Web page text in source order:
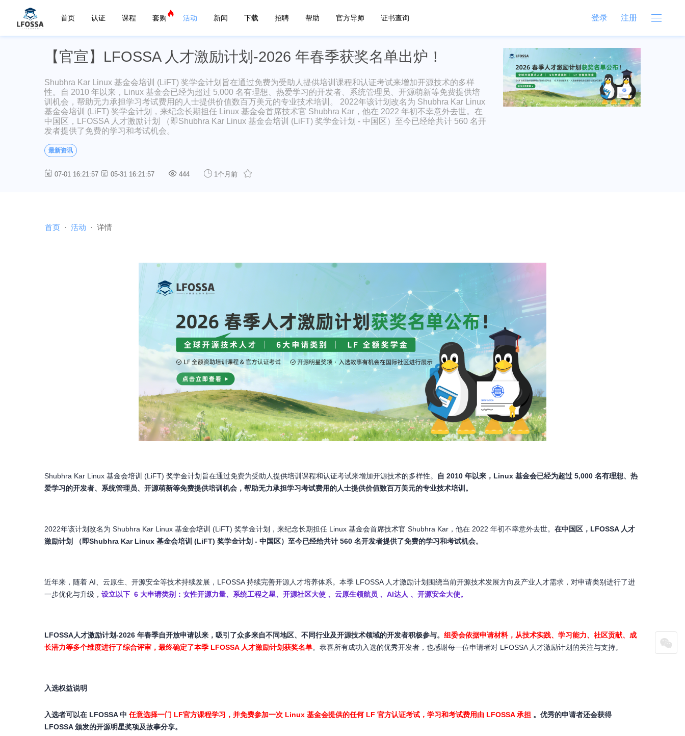
首页 认证 课程 套购 活动 新闻 下载 招聘 帮助 官方导师 证书查询 登录 注册
【官宣】LFOSSA 人才激励计划-2026 年春季获奖名单出炉！
Shubhra Kar Linux 基金会培训 (LiFT) 奖学金计划旨在通过免费为受助人提供培训课程和认证考试来增加开源技术的多样
性。自 2010 年以来，Linux 基金会已经为超过 5,000 名有理想、热爱学习的开发者、系统管理员、开源萌新等免费提供培
训机会，帮助无力承担学习考试费用的人士提供价值数百万美元的专业技术培训。 2022年该计划改名为 Shubhra Kar Linux
基金会培训 (LiFT) 奖学金计划，来纪念长期担任 Linux 基金会首席技术官 Shubhra Kar，他在 2022 年初不幸意外去世。在
中国区，LFOSSA 人才激励计划 （即Shubhra Kar Linux 基金会培训 (LiFT) 奖学金计划 - 中国区）至今已经给共计 560 名开
发者提供了免费的学习和考试机会。
最新资讯
07-01 16:21:57 05-31 16:21:57 444 1个月前
首页 活动 详情
Shubhra Kar Linux 基金会培训 (LiFT) 奖学金计划旨在通过免费为受助人提供培训课程和认证考试来增加开源技术的多样性。
自 2010 年以来，Linux 基金会已经为超过 5,000 名有理想、热
爱学习的开发者、系统管理员、开源萌新等免费提供培训机会，帮助无力承担学习考试费用的人士提供价值数百万美元的专业技术培训。
2022年该计划改名为 Shubhra Kar Linux 基金会培训 (LiFT) 奖学金计划，来纪念长期担任 Linux 基金会首席技术官 Shubhra Kar，他在 2022 年初不幸意外去世。 在中国区，LFOSSA 人才
激励计划 （即Shubhra Kar Linux 基金会培训 (LiFT) 奖学金计划 - 中国区）至今已经给共计 560 名开发者提供了免费的学习和考试机会。
近年来，随着 AI、云原生、开源安全等技术持续发展，LFOSSA 持续完善开源人才培养体系。本季 LFOSSA 人才激励计划围绕当前开源技术发展方向及产业人才需求，对申请类别进行了进
一步优化与升级， 设立以下 6 大申请类别：女性开源力量、系统工程之星、开源社区大使 、云原生领航员 、AI达人 、开源安全大使。
LFOSSA人才激励计划-2026 年春季自开放申请以来，吸引了众多来自不同地区、不同行业及开源技术领域的开发者积极参与。 组委会依据申请材料，从技术实践、学习能力、社区贡献、成
长潜力等多个维度进行了综合评审，最终确定了本季 LFOSSA 人才激励计划获奖名单。恭喜所有成功入选的优秀开发者，也感谢每一位申请者对 LFOSSA 人才激励计划的关注与支持。
入选权益说明
入选者可以在 LFOSSA 中 任意选择一门 LF官方课程学习，并免费参加一次 Linux 基金会提供的任何 LF 官方认证考试，学习和考试费用由 LFOSSA 承担 。优秀的申请者还会获得
LFOSSA 颁发的开源明星奖项及故事分享。